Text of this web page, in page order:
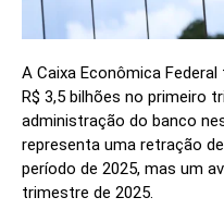
A Caixa Econômica
R$ 3,5 bilhões no primeiro
administração do banco
representa uma retração
período de 2025, mas um
trimestre de 2025.